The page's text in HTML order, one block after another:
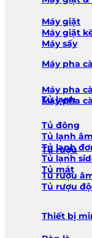
Máy giặt
Máy giặt
Máy sấy
Máy pha
Máy pha
Máy pha
Tủ lạnh
Tủ đông
Tủ lạnh
Tủ lạnh
Tủ lạnh
Tủ mát
Tủ rượu
Tủ rượu
Tủ rượu
Thiết bị